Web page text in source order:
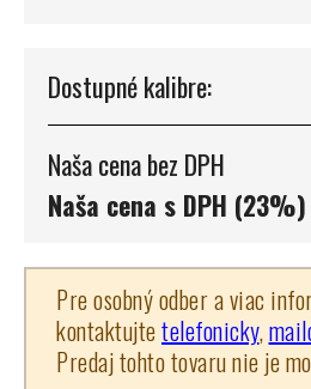
Dostupné kalibre:
Naša cena bez DPH
Naša cena s DPH (23%)
Pre osobný odber a viac
kontaktujtetelefonicky,
Predaj tohto tovaru nie je